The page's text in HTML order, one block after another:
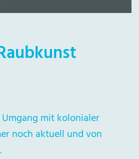
mit kolonialer
noch aktuell und von